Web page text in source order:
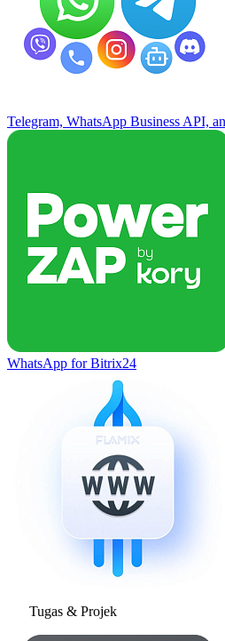
Telegram, WhatsApp Business API,
WhatsApp for Bitrix24
Tugas & Projek